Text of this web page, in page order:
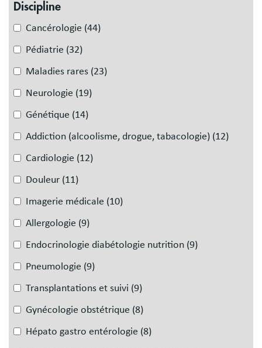
Discipline
Cancérologie (44)
Pédiatrie (32)
Maladies rares (23)
Neurologie (19)
Génétique (14)
Addiction (alcoolisme, drogue, tabacologie) (12)
Cardiologie (12)
Douleur (11)
Imagerie médicale (10)
Allergologie (9)
Endocrinologie diabétologie nutrition (9)
Pneumologie (9)
Transplantations et suivi (9)
Gynécologie obstétrique (8)
Hépato gastro entérologie (8)